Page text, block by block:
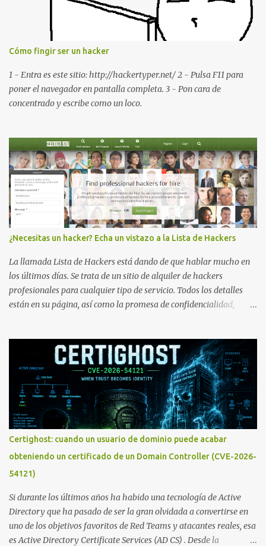
dirección Bluetooth del smartphone *#*#232338#*#* : Muestra
la dirección MAC del la tarjeta WiFi del dispositivo *#*#2663#*#*
: Visualiza la versión de la pantalla táctil del smartphone
*#*#3264#*#* : Muestra que versión de memoria RAM está
disponible en el smartphone o la tablet *#*#34971539#*#* :
Visualiza la información detallada d...
Cómo fingir ser un hacker
1 - Entra es este sitio: http://hackertyper.net/ 2 - Pulsa F11 para
poner el navegador en pantalla completa. 3 - Pon cara de
concentrado y escribe como un loco.
¿Necesitas un hacker? Echa un vistazo a la Lista de Hackers
La llamada Lista de Hackers está dando de que hablar mucho en
los últimos días. Se trata de un sitio de alquiler de hackers
profesionales para cualquier tipo de servicio. Todos los detalles
están en su página, así como la promesa de confidencialidad,
contratados desde la plataforma. En el sitio se asegura de que
Lista de Hackers, con identidades desconocidas, fue creada para un
"uso legal y ético", y sin embargo existen propuestas de dudosa
ética como para entrar en cuentas de Gmail o WhatsApp,
comprometer bases de datos o cambiar notas de cursos. La Lista
de Hackers, que atrajo la atención mundial después de un informe
publicado en The New York Times, trabaja al estilo "llave en
mano". El cliente presenta la propuesta, recibe ofertas para prestar
el servicio y la garantía de los promotores del sitio de que el
demandado cumple con ...
Certighost: cuando un usuario de dominio puede acabar
obteniendo un certificado de un Domain Controller (CVE-2026-
54121)
Si durante los últimos años ha habido una tecnología de Active
Directory que ha pasado de ser la gran olvidada a convertirse en
uno de los objetivos favoritos de Red Teams y atacantes reales, esa
es Active Directory Certificate Services (AD CS) . Desde la